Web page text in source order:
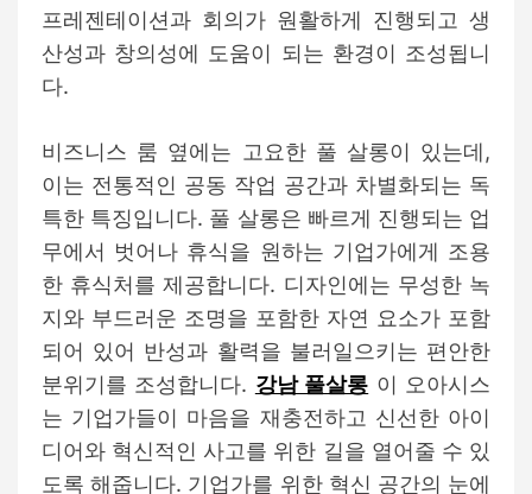
프레젠테이션과 회의가 원활하게 진행되고 생
산성과 창의성에 도움이 되는 환경이 조성됩니
다.
비즈니스 룸 옆에는 고요한 풀 살롱이 있는데,
이는 전통적인 공동 작업 공간과 차별화되는 독
특한 특징입니다. 풀 살롱은 빠르게 진행되는 업
무에서 벗어나 휴식을 원하는 기업가에게 조용
한 휴식처를 제공합니다. 디자인에는 무성한 녹
지와 부드러운 조명을 포함한 자연 요소가 포함
되어 있어 반성과 활력을 불러일으키는 편안한
분위기를 조성합니다. 강남 풀살롱 이 오아시스
는 기업가들이 마음을 재충전하고 신선한 아이
디어와 혁신적인 사고를 위한 길을 열어줄 수 있
도록 해줍니다. 기업가를 위한 혁신 공간의 눈에